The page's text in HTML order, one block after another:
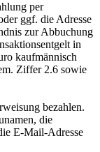
per
ggf. die Adresse
zur Abbuchung
in
kaufmännisch
Ziffer 2.6 sowie
bezahlen.
die
E-Mail-Adresse